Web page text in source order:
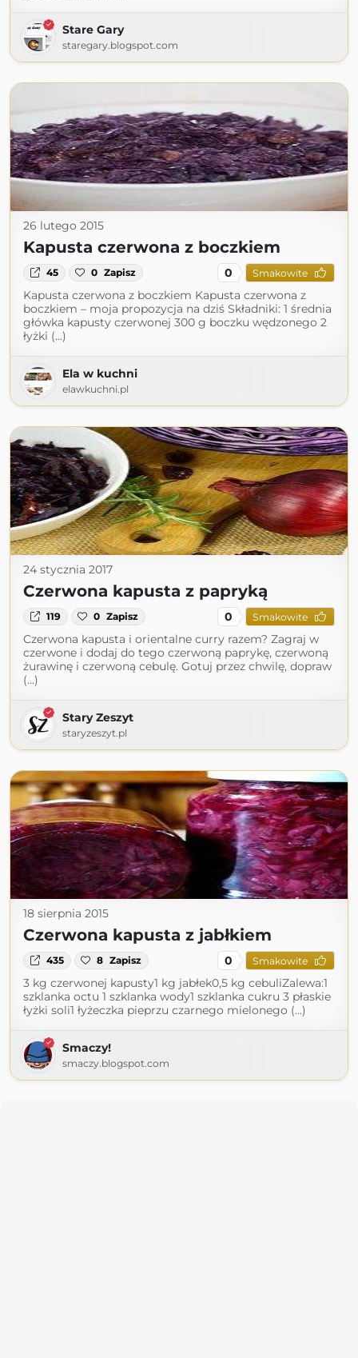
Stare Gary
staregary.blogspot.com
26 lutego 2015
Kapusta czerwona z boczkiem
45 0 Zapisz 0 Smakowite
Kapusta czerwona z boczkiem Kapusta czerwona z
boczkiem – moja propozycja na dziś Składniki: 1 średnia
główka kapusty czerwonej 300 g boczku wędzonego 2
łyżki (...)
Ela w kuchni
elawkuchni.pl
24 stycznia 2017
Czerwona kapusta z papryką
119 0 Zapisz 0 Smakowite
Czerwona kapusta i orientalne curry razem? Zagraj w
czerwone i dodaj do tego czerwoną paprykę, czerwoną
żurawinę i czerwoną cebulę. Gotuj przez chwilę, dopraw
(...)
Stary Zeszyt
staryzeszyt.pl
18 sierpnia 2015
Czerwona kapusta z jabłkiem
435 8 Zapisz 0 Smakowite
3 kg czerwonej kapusty1 kg jabłek0,5 kg cebuliZalewa:1
szklanka octu 1 szklanka wody1 szklanka cukru 3 płaskie
łyżki soli1 łyżeczka pieprzu czarnego mielonego (...)
Smaczy!
smaczy.blogspot.com